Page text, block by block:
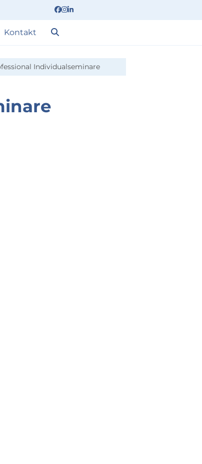
Facebook
Instagram
LinkedIn
Kontakt
Individualseminare